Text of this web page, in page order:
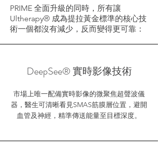
PRIME 全面升級的同時，所有讓
Ultherapy® 成為提拉黃金標準的核心技
術一個都沒有減少，反而變得更可靠：
DeepSee® 實時影像技術
市場上唯一配備實時影像的微聚焦超聲波儀
器，醫生可清晰看見SMAS筋膜層位置，避開
血管及神經，精準傳送能量至目標深度。